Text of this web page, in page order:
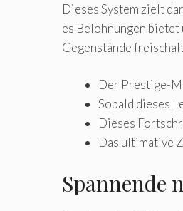
Dieses System zielt
es Belohnungen
Gegenstände
Der Prestige-
Sobald dieses
Dieses
Das ultimative
Spannende